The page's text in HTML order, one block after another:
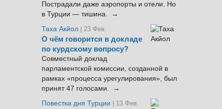
Пострадали даже аэропорты и отели. Но
в Турции — тишина. →
Таха Акйол | 23 Фев.
О чём говорится в докладе
по курдскому вопросу?
Совместный доклад
парламентской комиссии, созданной в
рамках «процесса урегулирования», был
принят 47 голосами. →
Повестка дня Турции
| 13 Фев.